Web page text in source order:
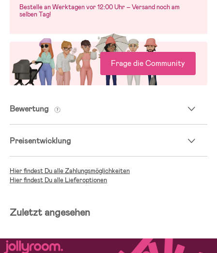
— Der Spielzeugflieger ist 18 cm lang und 18 cm breit
Bestelle an Werktagen vor 12:00 Uhr – Versand noch am
selben Tag!
Frage die Community
Bewertung
Preisentwicklung
Hier findest Du alle Zahlungsmöglichkeiten
Hier findest Du alle Lieferoptionen
Zuletzt angesehen